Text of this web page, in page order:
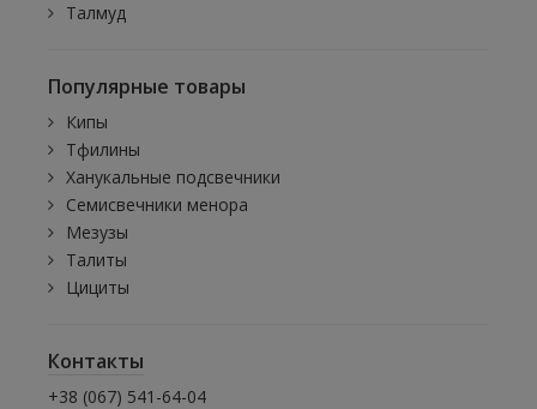
Талмуд
Популярные товары
Кипы
Тфилины
Ханукальные подсвечники
Семисвечники менора
Мезузы
Талиты
Цициты
Контакты
+38 (067) 541-64-04